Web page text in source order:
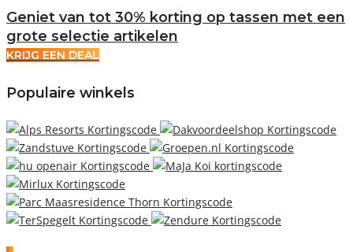
Geniet van tot 30% korting op tassen met een
grote selectie artikelen
KRIJG EEN DEAL
Populaire winkels